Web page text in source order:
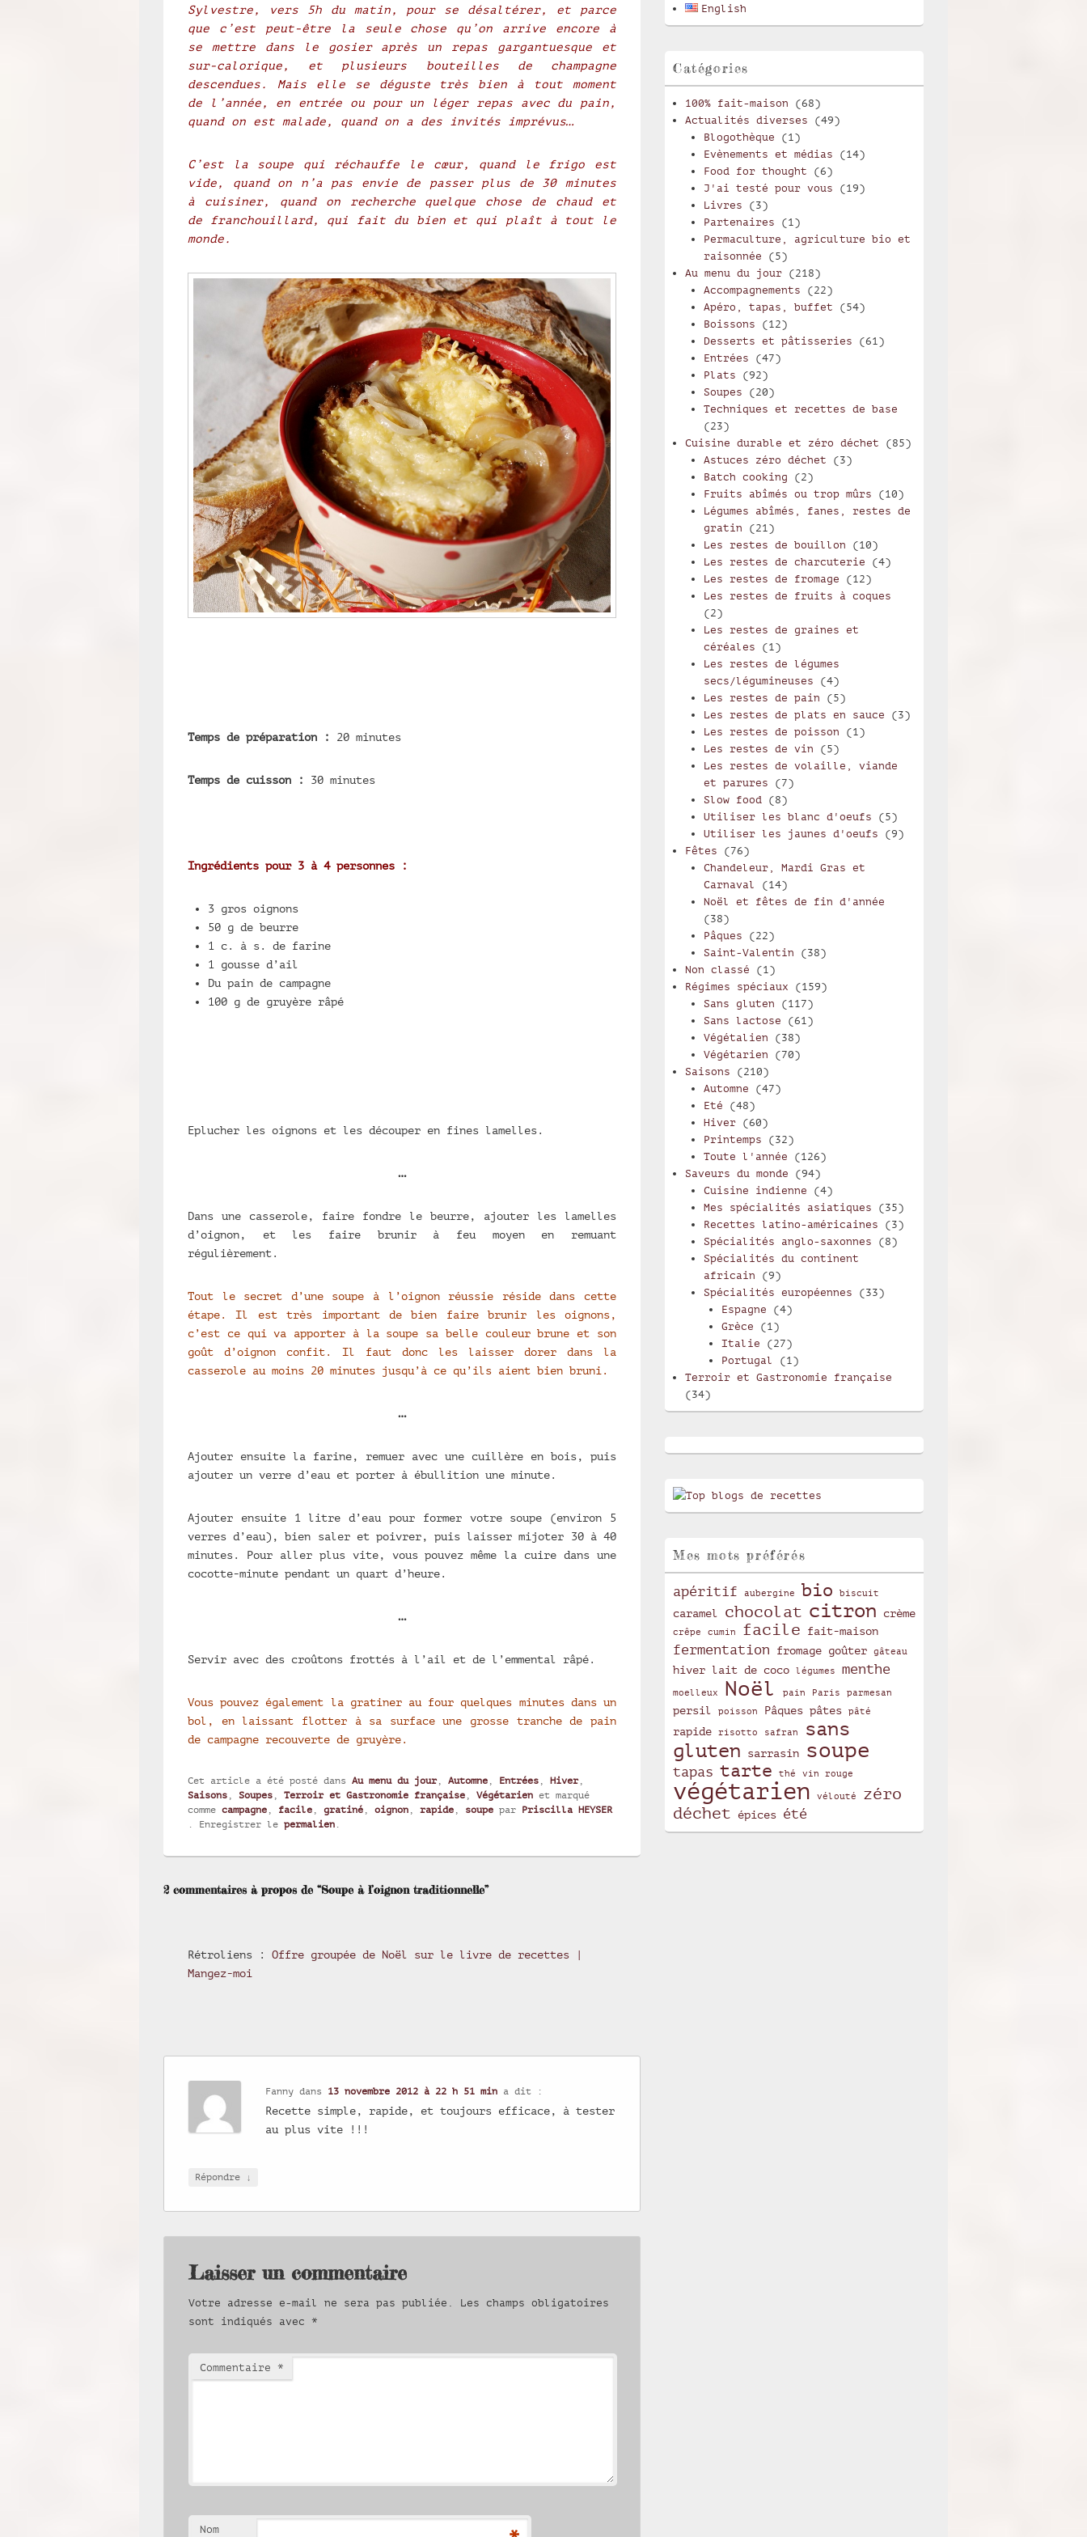
Sylvestre, vers 5h du matin, pour se désaltérer, et parce
que c’est peut-être la seule chose qu’on arrive encore à
se mettre dans le gosier après un repas gargantuesque et
sur-calorique, et plusieurs bouteilles de champagne
descendues. Mais elle se déguste très bien à tout moment
de l’année, en entrée ou pour un léger repas avec du pain,
quand on est malade, quand on a des invités imprévus…
C’est la soupe qui réchauffe le cœur, quand le frigo est
vide, quand on n’a pas envie de passer plus de 30 minutes
à cuisiner, quand on recherche quelque chose de chaud et
de franchouillard, qui fait du bien et qui plaît à tout le
monde.
Temps de préparation : 20 minutes
Temps de cuisson : 30 minutes
Ingrédients pour 3 à 4 personnes :
3 gros oignons
50 g de beurre
1 c. à s. de farine
1 gousse d’ail
Du pain de campagne
100 g de gruyère râpé
Eplucher les oignons et les découper en fines lamelles.
…
Dans une casserole, faire fondre le beurre, ajouter les lamelles
d’oignon, et les faire brunir à feu moyen en remuant
régulièrement.
Tout le secret d’une soupe à l’oignon réussie réside dans cette
étape. Il est très important de bien faire brunir les oignons,
c’est ce qui va apporter à la soupe sa belle couleur brune et son
goût d’oignon confit. Il faut donc les laisser dorer dans la
casserole au moins 20 minutes jusqu’à ce qu’ils aient bien bruni.
…
Ajouter ensuite la farine, remuer avec une cuillère en bois, puis
ajouter un verre d’eau et porter à ébullition une minute.
Ajouter ensuite 1 litre d’eau pour former votre soupe (environ 5
verres d’eau), bien saler et poivrer, puis laisser mijoter 30 à 40
minutes. Pour aller plus vite, vous pouvez même la cuire dans une
cocotte-minute pendant un quart d’heure.
…
Servir avec des croûtons frottés à l’ail et de l’emmental râpé.
Vous pouvez également la gratiner au four quelques minutes dans un
bol, en laissant flotter à sa surface une grosse tranche de pain
de campagne recouverte de gruyère.
Cet article a été posté dans Au menu du jour, Automne Entrées Hiver,
Saisons
Soupes Terroir et Gastronomie française Végétarien et marqué
comme campagne facile gratiné oignon rapide soupe par Priscilla HEYSER
. Enregistrer le permalien
2 commentaires à propos de “Soupe à l’oignon traditionnelle”
Rétroliens : Offre groupée de Noël sur le livre de recettes |
Mangez-moi
Fanny dans 13 novembre 2012 à 22 h 51 min a dit :
Recette simple, rapide, et toujours efficace, à tester
au plus vite !!!
Répondre ↓
Laisser un commentaire
Votre adresse e-mail ne sera pas publiée.
Les champs obligatoires
sont indiqués avec *
Commentaire *
Nom
English
Catégories
100% fait-maison (68)
Actualités diverses (49)
Blogothèque (1)
Evènements et médias (14)
Food for thought (6)
J'ai testé pour vous (19)
Livres (3)
Partenaires (1)
Permaculture, agriculture bio et
raisonnée (5)
Au menu du jour (218)
Accompagnements (22)
Apéro, tapas, buffet (54)
Boissons (12)
Desserts et pâtisseries (61)
Entrées (47)
Plats (92)
Soupes (20)
Techniques et recettes de base
(23)
Cuisine durable et zéro déchet (85)
Astuces zéro déchet (3)
Batch cooking (2)
Fruits abîmés ou trop mûrs (10)
Légumes abîmés, fanes, restes de
gratin (21)
Les restes de bouillon (10)
Les restes de charcuterie (4)
Les restes de fromage (12)
Les restes de fruits à coques
(2)
Les restes de graines et
céréales (1)
Les restes de légumes
secs/légumineuses (4)
Les restes de pain (5)
Les restes de plats en sauce (3)
Les restes de poisson (1)
Les restes de vin (5)
Les restes de volaille, viande
et parures (7)
Slow food(8)
Utiliser les blanc d'oeufs (5)
Utiliser les jaunes d'oeufs (9)
Fêtes (76)
Chandeleur, Mardi Gras et
Carnaval (14)
Noël et fêtes de fin d'année
(38)
Pâques (22)
Saint-Valentin (38)
Non classé (1)
Régimes spéciaux (159)
Sans gluten (117)
Sans lactose (61)
Végétalien (38)
Végétarien (70)
Saisons (210)
Automne (47)
Eté (48)
Hiver(60)
Printemps (32)
Toute l'année (126)
Saveurs du monde (94)
Cuisine indienne (4)
Mes spécialités asiatiques (35)
Recettes latino-américaines (3)
Spécialités anglo-saxonnes (8)
Spécialités du continent
africain (9)
Spécialités européennes (33)
Espagne (4)
Grèce (1)
Italie (27)
Portugal
(1)
Terroir et Gastronomie française
(34)
Mes mots préférés
apéritif aubergine bio biscuit
caramel chocolat citron crème
crêpe cumin facile fait-maison
fermentation fromage goûter gâteau
hiver lait de coco légumes menthe
moelleux Noël pain Paris parmesan
persil poisson Pâques pâtes pâté
rapide risotto safran
sans
gluten
sarrasin soupe
tapas tarte thé vin rouge
végétarien vélouté
zéro
déchet
épices été